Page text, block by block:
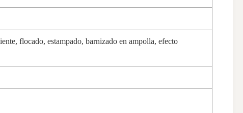
flocado, estampado, barnizado en ampolla, efecto